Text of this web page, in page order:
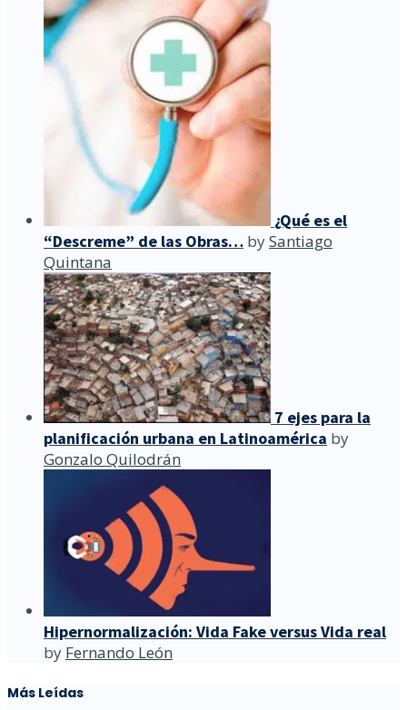
¿Qué es el
“Descreme” de las Obras… bySantiago
Quintana
7 ejes para la
planificación urbana en Latinoamérica by
Gonzalo Quilodrán
Hipernormalización: Vida Fake versus Vida real
by Fernando León
Más Leídas